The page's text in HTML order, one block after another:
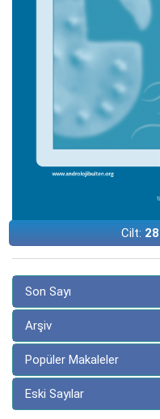
Cilt: 28
Son Sayı
Arşiv
Popüler Makaleler
Eski Sayılar